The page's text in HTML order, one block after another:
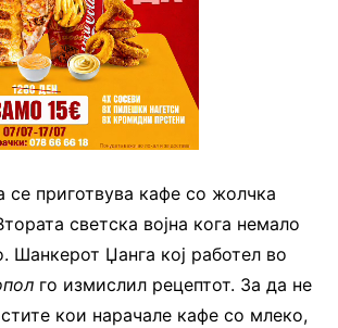
се приготвува кафе со жолчка
светска војна кога немало
Шанкерот Џанга кој работел во
го измислил рецептот. За да не
кои нарачале кафе со млеко,